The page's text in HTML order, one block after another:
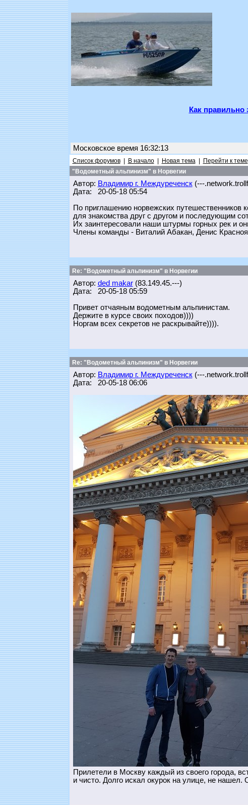
Как правильно
Московское время 16:32:13
Список форумов| В начало| Новая тема| Перейти к теме
"Водометный альпинизм" в Норвегии
Автор: Владимир г. Междуреченск(---
Дата: 20-05-18 05:54
По приглашению норвежских
для знакомства друг с другом и последующим
Их заинтересовали наши штурмы горных рек и
Члены команды - Виталий Абакан, Денис
Re: "Водометный альпинизм" в Норвегии
Автор: ded makar(83.149.45.---)
Дата: 20-05-18 05:59
Привет отчаяным водометным альпинистам.
Держите в курсе своих походов))))
Норгам всех секретов не раскрывайте)))).
Re: "Водометный альпинизм" в Норвегии
Автор: Владимир г. Междуреченск(---
Дата: 20-05-18 06:06
Прилетели в Москву каждый из своего города,
и чисто. Долго искал окурок на улице, не нашел.